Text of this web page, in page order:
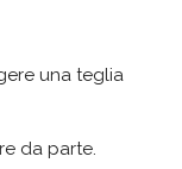
una teglia
da parte.